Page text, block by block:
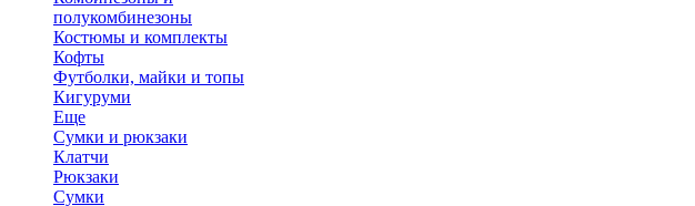
полукомбинезоны
Костюмы и комплекты
Кофты
Футболки, майки и топы
Кигуруми
Еще
Сумки и рюкзаки
Клатчи
Рюкзаки
Сумки